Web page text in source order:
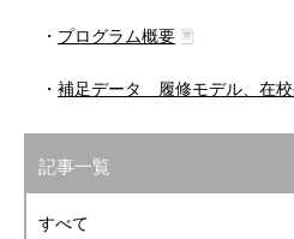
・ プログラム概要
・ 補足データ＿履修モデル、在
記事一覧
すべて